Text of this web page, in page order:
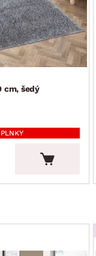
cm, šedý